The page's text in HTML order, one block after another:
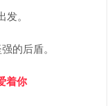
发。
的后盾。
着你